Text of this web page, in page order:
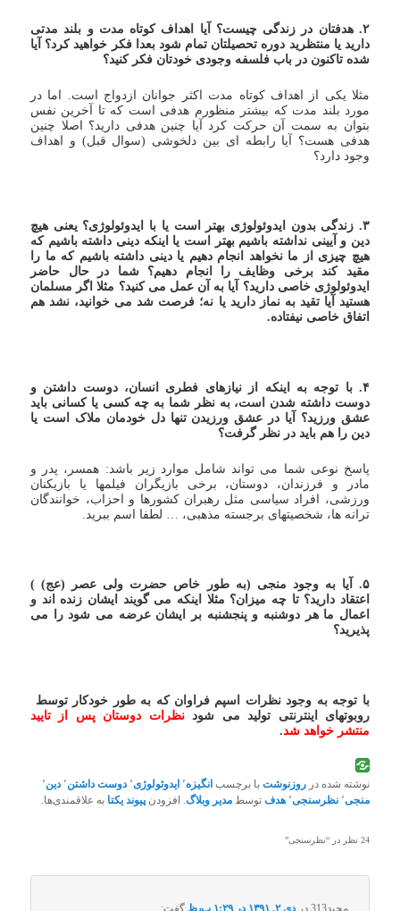
۲. هدفتان در زندگی چیست؟ آیا اهداف کوتاه مدت و بلند مدتی
دارید یا منتظرید دوره تحصیلتان تمام شود بعدا فکر خواهید کرد؟ آیا
شده تاکنون در باب فلسفه وجودی خودتان فکر کنید؟
مثلا یکی از اهداف کوتاه مدت اکثر جوانان ازدواج است. اما در
مورد بلند مدت که بیشتر منظورم هدفی است که تا آخرین نفس
بتوان به سمت آن حرکت کرد آیا چنین هدفی دارید؟ اصلا چنین
هدفی هست؟ آیا رابطه ای بین دلخوشی (سوال قبل) و اهداف
وجود دارد؟
۳. زندگی بدون ایدوئولوژی بهتر است یا با ایدوئولوژی؟ یعنی هیچ
دین و آیینی نداشته باشیم بهتر است یا اینکه دینی داشته باشیم که
هیچ چیزی از ما نخواهد انجام دهیم یا دینی داشته باشیم که ما را
مقید کند برخی وظایف را انجام دهیم؟ شما در حال حاضر
ایدوئولوژی خاصی دارید؟ آیا به آن عمل می کنید؟ مثلا اگر مسلمان
هستید آیا تقید به نماز دارید یا نه؛ فرصت شد می خوانید، نشد هم
اتفاق خاصی نیفتاده.
۴. با توجه به اینکه از نیازهای فطری انسان، دوست داشتن و
دوست داشته شدن است، به نظر شما به چه کسی یا کسانی باید
عشق ورزید؟ آیا در عشق ورزیدن تنها دل خودمان ملاک است یا
دین را هم باید در نظر گرفت؟
پاسخ نوعی شما می تواند شامل موارد زیر باشد: همسر، پدر و
مادر و فرزندان، دوستان، برخی بازیگران فیلمها یا بازیکنان
ورزشی، افراد سیاسی مثل رهبران کشورها و احزاب، خوانندگان
ترانه ها، شخصیتهای برجسته مذهبی، … لطفا اسم ببرید.
۵. آیا به وجود منجی (به طور خاص حضرت ولی عصر (عج) )
اعتقاد دارید؟ تا چه میزان؟ مثلا اینکه می گویند ایشان زنده اند و
اعمال ما هر دوشنبه و پنجشنبه بر ایشان عرضه می شود را می
پذیرید؟
با توجه به وجود نظرات اسپم فراوان که به طور خودکار توسط
روبوتهای اینترنتی تولید می شودنظرات دوستان پس از تایید
منتشر خواهد شد.
نوشته شده درروزنوشت با برچسب انگیزه٬ ایدوئولوژی٬ دوست داشتن٬ دین٬
منجی٬ نظرسنجی٬ هدف توسطمدیر وبلاگ. افزودنپیوند یکتا به علاقمندی‌ها.
24 نظر در “ نظرسنجی”
مجید313 دردی ۲, ۱۳۹۱ در ۱:۲۹ ب٫ظ گفت: